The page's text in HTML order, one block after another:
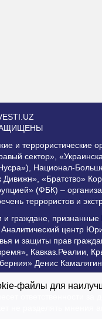
и
сектор»,
Национал-
Дивижн», «Братство»
(ФБК) –
террористов и
и граждане,
центр
и защиты прав
Кавказ.Реалии,
Денис
и охраняются
ответственности
файлы для